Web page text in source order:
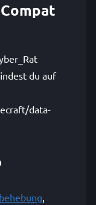
du auf
data-
,